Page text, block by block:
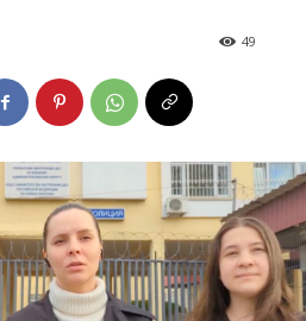
49